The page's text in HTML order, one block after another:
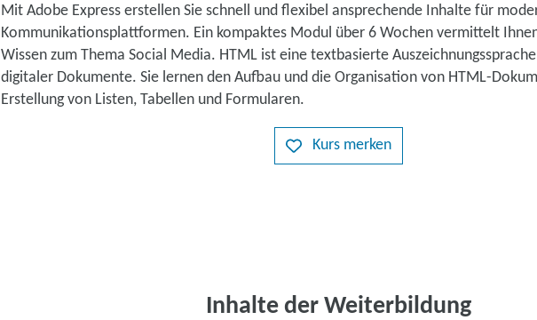
Mit Adobe Express erstellen Sie schnell und flexibel ansprechende Inhalte für
Kommunikationsplattformen. Ein kompaktes Modul über 6 Wochen vermittelt
Wissen zum Thema Social Media. HTML ist eine textbasierte
digitaler Dokumente. Sie lernen den Aufbau und die Organisation von HTML-
Erstellung von Listen, Tabellen und Formularen.
Kurs merken
Inhalte der Weiterbildung